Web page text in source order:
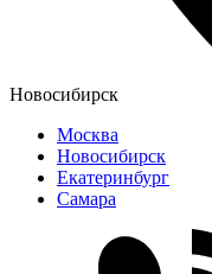
Новосибирск
Москва
Новосибирск
Екатеринбург
Самара